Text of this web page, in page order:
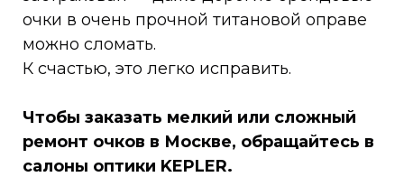
очки в очень прочной титановой оправе
можно сломать.
К счастью, это легко исправить.
Чтобы заказать мелкий или сложный
ремонт очков в Москве, обращайтесь в
салоны оптики KEPLER.